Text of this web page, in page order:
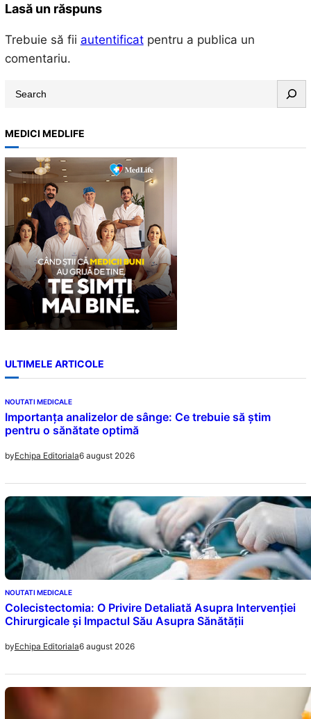
Lasă un răspuns
Trebuie să fii autentificatpentru a publica un
comentariu.
r
c
h
MEDICI MEDLIFE
ULTIMELE ARTICOLE
NOUTATI MEDICALE
Importanța analizelor de sânge: Ce trebuie să știm
pentru o sănătate optimă
byEchipa Editoriala6 august 2026
NOUTATI MEDICALE
Colecistectomia: O Privire Detaliată Asupra Intervenției
Chirurgicale și Impactul Său Asupra Sănătății
byEchipa Editoriala6 august 2026